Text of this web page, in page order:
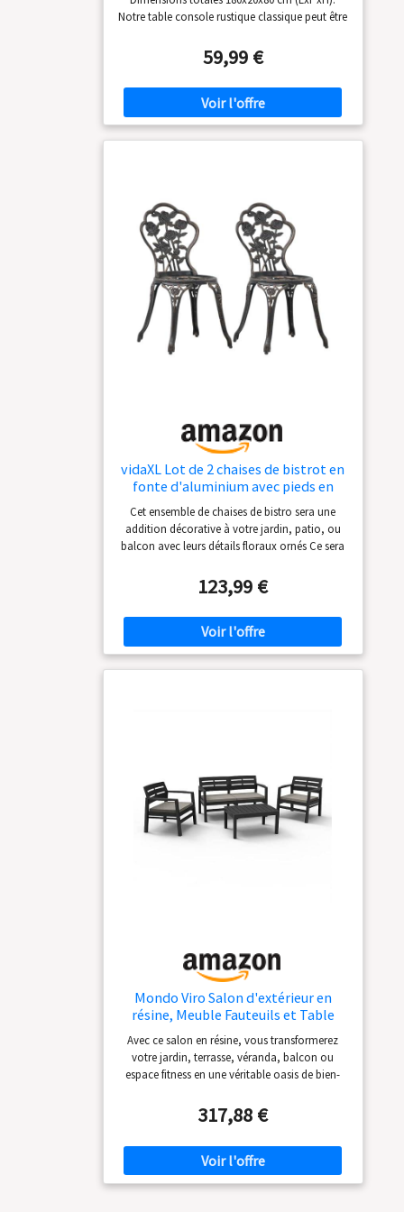
Notre table console rustique classique peut être
chambre, la salle à manger, la véranda, le
bureau, le couloir, etc. Table console avec
prise : équipée de 2 prises, 2 ports USB et d'un
câble d'alimentation de 150 cm, notre console
étroite est la console idéale pour les
cadre en métal à revêtement de poudre, la
surface est résistante à l'eau et à la rouille,
facile à nettoyer, stable, robuste et durable.
Table d'appoint étroite réglable : les pieds
antidérapants résistent non seulement aux
rayures, mais s'adaptent également à la
hauteur des sols irréguliers. De plus, le
placement des prises peut être fait au centre ou
sur les deux côtés du plateau de table selon
vos préférences. Table d'appoint étroite facile à
il suffit de l'assembler selon les instructions,
facile à nettoyer et à entretenir.
59,99 €
vidaXL Lot de 2 chaises de bistrot en
fonte d'aluminium avec pieds en
fonte – Résistant aux intempéries –
Motif floral décoratif – Meubles de
jardin, terrasse, balcon, véranda
Cet ensemble de chaises de bistro sera une
addition décorative à votre jardin, patio, ou
balcon avec leurs détails floraux ornés Ce sera
amis assis sur ces chaises .L'ensemble de bistro
est fabriqué en aluminium coulé, résistant aux
intempéries et très durable Les pieds en fonte
s'ajoutent à la solidité de l'ensemble Le motif
floral détaillé ajoutera une touche romantique
123,99 €
Mondo Viro Salon d'extérieur en
résine, Meuble Fauteuils et Table
Basse de Jardin et Véranda (Java)
Avec ce salon en résine, vous transformerez
votre jardin, terrasse, véranda, balcon ou
espace fitness en une véritable oasis de bien-
pour ceux qui recherchent un ajout élégant et
fonctionnel à leur espace extérieur. Cet
ensemble de meubles d'extérieur est composé
d'un canapé, de deux fauteuils et d'une table
basse assortie. Le design moderne et
317,88 €